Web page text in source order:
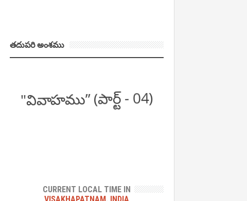
తదుపరి అంశము
"వివాహము” (పార్ట్ - 04)
CURRENT LOCAL TIME IN